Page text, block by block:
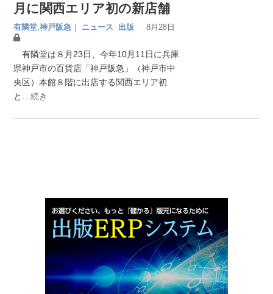
月に関西エリア初の新店舗
有隣堂 ,神戸阪急 ｜ ニュース 出版 8月28日
有隣堂は８月23日、今年10月11日に兵庫
県神戸市の百貨店「神戸阪急」（神戸市中
央区）本館８階に出店する関西エリア初
と
…続き